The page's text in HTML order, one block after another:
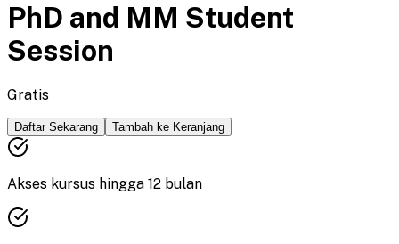
PhD and MM Student
Session
Gratis
Daftar Sekarang Tambah ke Keranjang
Akses kursus hingga 12 bulan